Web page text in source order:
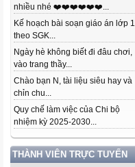
nhiều nhé ❤️❤️❤️❤️❤️❤️...
Kế hoạch bài soạn giáo án lớp 1
theo SGK...
Ngày hè không biết đi đâu chơi,
vào trang thầy...
Chào bạn N, tài liệu siêu hay và
chỉn chu...
Quy chế làm việc của Chi bộ
nhiệm kỳ 2025-2030...
THÀNH VIÊN TRỰC TUYẾN